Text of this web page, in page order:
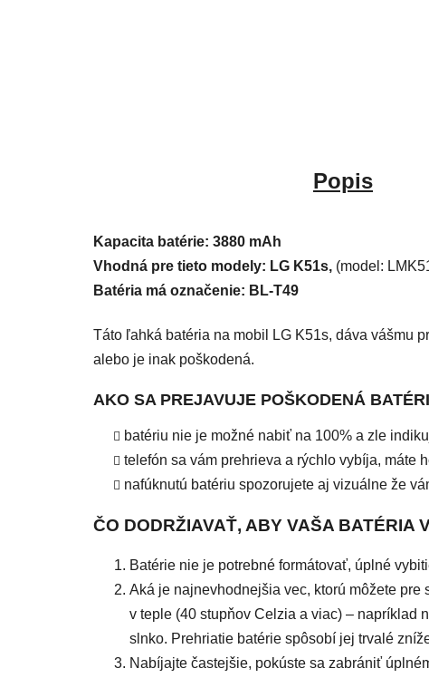
Popis
Kapacita batérie: 3880 mAh
Vhodná pre tieto modely: LG K51s, (model:
Batéria má označenie: BL-T49
Táto ľahká batéria na mobil LG K51s, dáva vášmu
alebo je inak poškodená.
AKO SA PREJAVUJE POŠKODENÁ
batériu nie je možné nabiť na 100% a zle
telefón sa vám prehrieva a rýchlo vybíja, máte
nafúknutú batériu spozorujete aj vizuálne že
ČO DODRŽIAVAŤ, ABY VAŠA BATÉRIA
Batérie nie je potrebné formátovať, úplné
Aká je najnevhodnejšia vec, ktorú môžete
v teple (40 stupňov Celzia a viac) – napríklad
slnko. Prehriatie batérie spôsobí jej trvalé
Nabíjajte častejšie, pokúste sa zabrániť